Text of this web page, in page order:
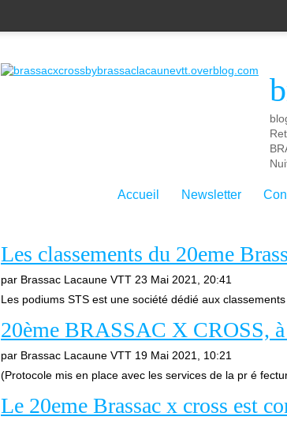
Accueil Newsletter
Les classements du 20eme
par Brassac Lacaune VTT 23 Mai 2021, 20:41
Les podiums STS est une société dédié aux classements
20ème BRASSAC X CROSS,
par Brassac Lacaune VTT 19 Mai 2021, 10:21
(Protocole mis en place avec les services de la pr é
Le 20eme Brassac x cross est